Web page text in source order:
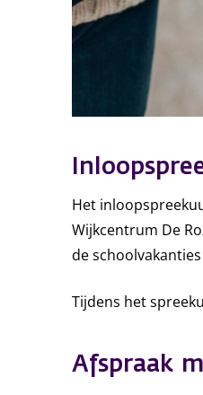
Het
Wijkcentrum De
de
Tijdens het
Afspraak